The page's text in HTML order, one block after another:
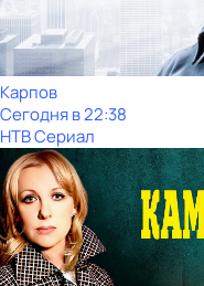
Карпов
Сегодня в 22:38
НТВ Сериал